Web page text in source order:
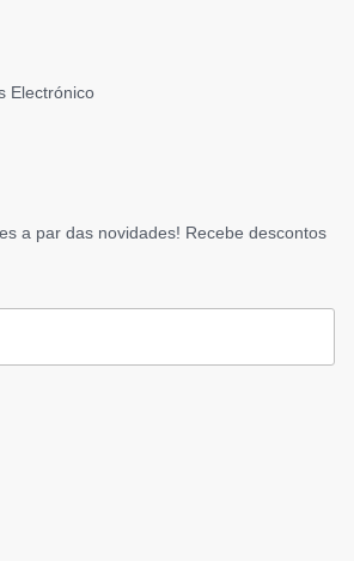
Electrónico
a par das novidades! Recebe descontos